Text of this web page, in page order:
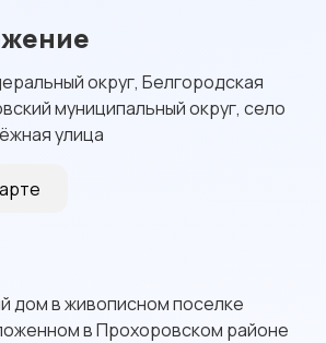
округ, Белгородская
муниципальный округ, село
улица
дом в живописном поселке
в Прохоровском районе